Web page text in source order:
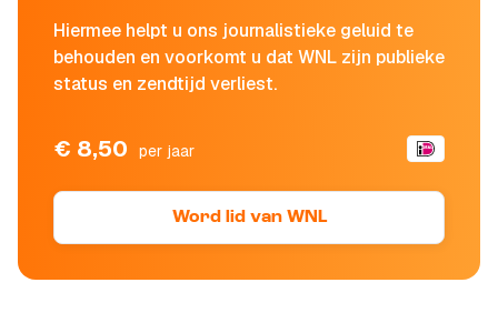
Hiermee helpt u ons journalistieke geluid te
behouden en voorkomt u dat WNL zijn publieke
status en zendtijd verliest.
€ 8,50 per jaar
Word lid van WNL